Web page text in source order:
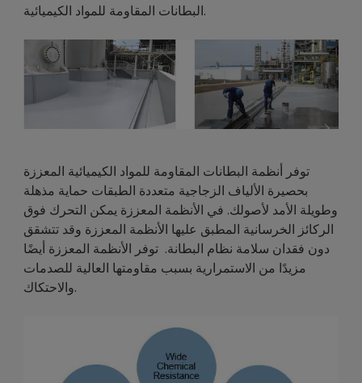
البطانات المقاومة للمواد الكيميائية.
توفر أنظمة البطانات المقاومة للمواد الكيميائية المعززة
بحصيرة الألياف الزجاجية متعددة الطبقات حماية مذهلة
وطويلة الأمد لأصولك. في الأنظمة المعززة يمكن التحرك فوق
الركائز الخرسانية المطبق عليها الأنظمة المعززة وقد تتشقق
دون فقدان سلامة نظام البطانة. توفر الأنظمة المعززة أيضًا
مزيدًا من الاستمرارية بسبب مقاومتها العالية للصدمات
والاحتكاك.